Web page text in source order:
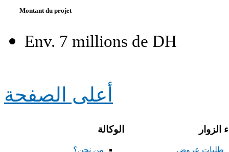
Montant du projet
Env. 7 millions de DH
أعلى الصفحة
الوكالة
من نحن؟
الزوار
طلبات عروض